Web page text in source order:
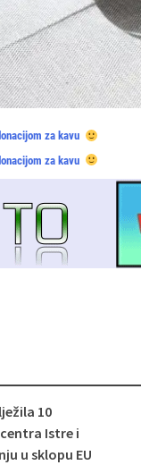
za kavu
za kavu
10
Istre i
u sklopu EU